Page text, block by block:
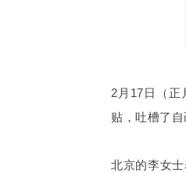
2月17日（正
贴，吐槽了自
北京的李女